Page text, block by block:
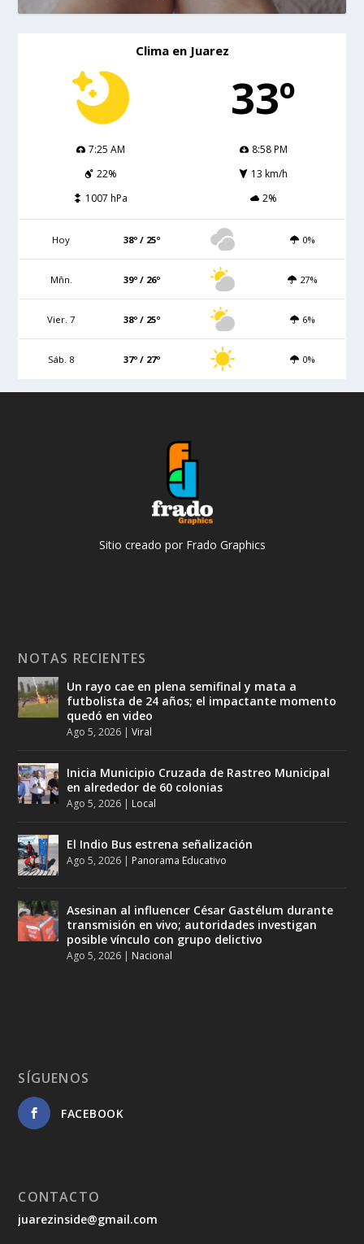
Clima en Juarez
33º
7:25 AM
8:58 PM
22%
13 km/h
1007 hPa
2%
Hoy 38º / 25º 0%
Mñn. 39º / 26º 27%
Vier. 7 38º / 25º 6%
Sáb. 8 37º / 27º 0%
Sitio creado por Frado Graphics
NOTAS RECIENTES
Un rayo cae en plena semifinal y mata a
futbolista de 24 años; el impactante momento
quedó en video
Ago 5, 2026 |Viral
Inicia Municipio Cruzada de Rastreo Municipal
en alrededor de 60 colonias
Ago 5, 2026 | Local
El Indio Bus estrena señalización
Ago 5, 2026 | Panorama Educativo
Asesinan al influencer César Gastélum durante
transmisión en vivo; autoridades investigan
posible vínculo con grupo delictivo
Ago 5, 2026 | Nacional
SÍGUENOS
FACEBOOK
CONTACTO
juarezinside@gmail.com